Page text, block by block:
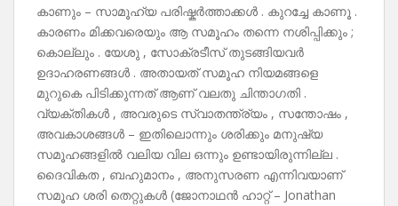
കാണും – സാമൂഹ്യ പരിഷ്കർത്താക്കൾ . കുറച്ചേ കാണൂ .
കാരണം മിക്കവരെയും ആ സമൂഹം തന്നെ നശിപ്പിക്കും ;
കൊല്ലും . യേശു , സോക്രടീസ് തുടങ്ങിയവർ
ഉദാഹരണങ്ങൾ . അതായത് സമൂഹ നിയമങ്ങളെ
മുറുകെ പിടിക്കുന്നത് ആണ് വലതു ചിന്താഗതി .
വ്യക്തികൾ , അവരുടെ സ്വാതന്ത്ര്യം , സന്തോഷം ,
അവകാശങ്ങൾ – ഇതിലൊന്നും ശരിക്കും മനുഷ്യ
സമൂഹങ്ങളിൽ വലിയ വില ഒന്നും ഉണ്ടായിരുന്നില്ല .
ദൈവികത , ബഹുമാനം , അനുസരണ എന്നിവയാണ്
സമൂഹ ശരി തെറ്റുകൾ (ജോനാഥൻ ഹാറ്റ് – Jonathan